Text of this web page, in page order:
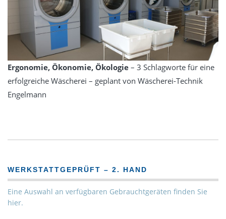
Ergonomie, Ökonomie, Ökologie – 3 Schlagworte für eine
erfolgreiche Wäscherei – geplant von Wäscherei-Technik
Engelmann
WERKSTATTGEPRÜFT – 2. HAND
Eine Auswahl an verfügbaren Gebrauchtgeräten finden Sie
hier.